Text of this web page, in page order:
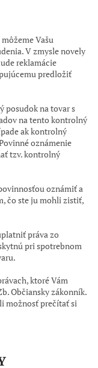
Vašu
V zmysle novely
reklamácie
predložiť
posudok na tovar s
na tento kontrolný
ak kontrolný
oznámenie
tzv. kontrolný
oznámiť a
čo ste ju mohli zistiť,
práva zo
pri spotrebnom
ktoré Vám
Občiansky zákonník.
možnosť prečítať si